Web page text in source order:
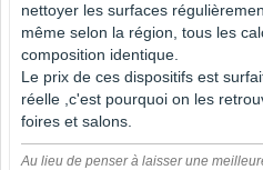
nettoyer les surfaces
même selon la région, tous les
composition identique.
Le prix de ces dispositifs est
réelle ,c'est pourquoi on les
foires et salons.
Au lieu de penser à laisser une